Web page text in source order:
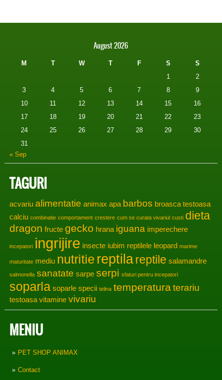
August 2026
M T W T F S
S
1
2
3
4 5 6 7 8
9
10
11 12 13 14 15
16
17
18 19 20 21 22
23
24
25 26 27 28 29
30
31
« Sep
TAGURI
acvariu alimentatie animax apa barbos broasca testoasa
calciu combinatie comportament crestere cum se curata vivariul custi dieta
dragon fructe gecko hrana iguana imperechere
incepatori ingrijire insecte iubim reptilele leopard marime
maturitate mediu nutritie reptilareptile salamandre
salmonella sanatate sarpe serpi sfaturi pentru incepatori
soparla soparle specii telina temperaturaterariu
testoasa vitamine vivariu
MENIU
PET SHOP ANIMAX
Contact